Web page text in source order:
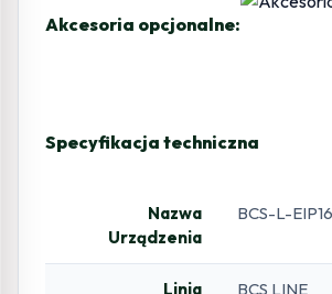
Akcesoria opcjonalne:
Specyfikacja techniczna
Nazwa
Urządzenia
BCS-L-
Linia BCS LINE